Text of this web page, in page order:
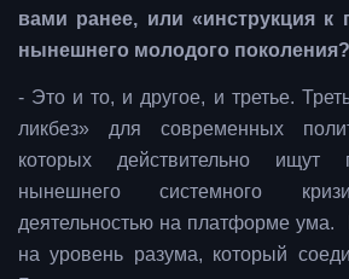
вами ранее, или «инструкция к
нынешнего молодого поколения?
- Это и то, и другое, и третье.
ликбез» для современных
которых действительно
нынешнего системного
деятельностью на платформе ума.
на уровень разума, который